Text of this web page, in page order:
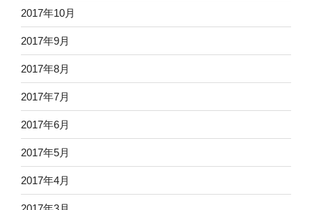
2017年10月
2017年9月
2017年8月
2017年7月
2017年6月
2017年5月
2017年4月